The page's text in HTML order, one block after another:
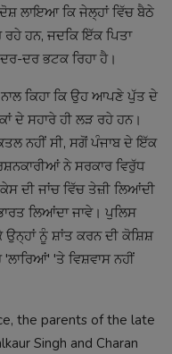
ਲਾਇਆ ਕਿ ਜੇਲ੍ਹਾਂ ਵਿੱਚ ਬੈਠੇ
ਹਨ, ਜਦਕਿ ਇੱਕ ਪਿਤਾ
ਦਰ ਭਟਕ ਰਿਹਾ ਹੈ।
ਨਾਲ ਕਿਹਾ ਕਿ ਉਹ ਆਪਣੇ ਪੁੱਤ ਦੇ
ਦੇ ਸਹਾਰੇ ਹੀ ਲੜ ਰਹੇ ਹਨ।
ਨਹੀਂ ਸੀ, ਸਗੋਂ ਪੰਜਾਬ ਦੇ ਇੱਕ
ਨੇ ਸਰਕਾਰ ਵਿਰੁੱਧ
ਦੀ ਜਾਂਚ ਵਿੱਚ ਤੇਜ਼ੀ ਲਿਆਂਦੀ
ਲਿਆਂਦਾ ਜਾਵੇ। ਪੁਲਿਸ
ਉਨ੍ਹਾਂ ਨੂੰ ਸ਼ਾਂਤ ਕਰਨ ਦੀ ਕੋਸ਼ਿਸ਼
'ਲਾਰਿਆਂ' 'ਤੇ ਵਿਸ਼ਵਾਸ ਨਹੀਂ
the parents of the late
Singh and Charan